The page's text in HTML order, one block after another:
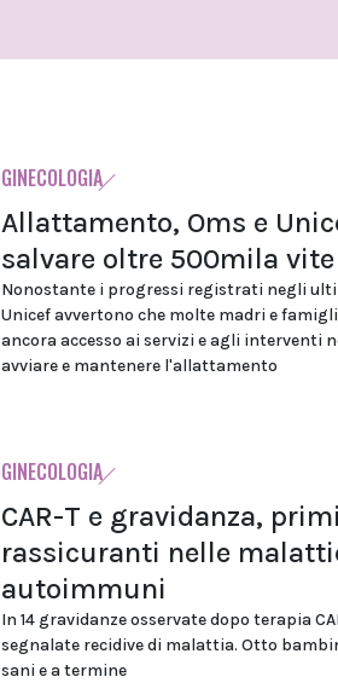
GINECOLOGIA
Allattamento, Oms e
salvare oltre 500mila
Nonostante i progressi registrati negli
Unicef avvertono che molte madri e
ancora accesso ai servizi e agli interventi
avviare e mantenere l'allattamento
GINECOLOGIA
CAR-T e gravidanza,
rassicuranti nelle
autoimmuni
In 14 gravidanze osservate dopo terapia
segnalate recidive di malattia. Otto
sani e a termine